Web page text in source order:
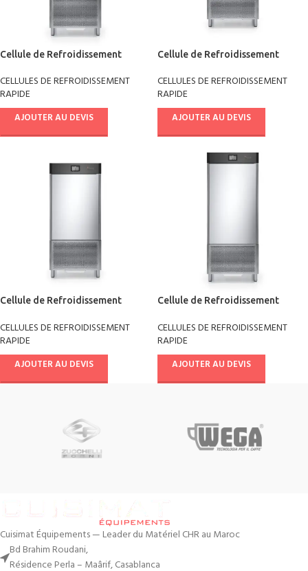
Cellule de Refroidissement
AB14E4021
CELLULES DE REFROIDISSEMENT
RAPIDE
AJOUTER AU DEVIS
Cellule de Refroidissement
+90°/-18° AB08E4041
CELLULES DE REFROIDISSEMENT
RAPIDE
AJOUTER AU DEVIS
Cellule de Refroidissement
+90°/-18° AB10E4041
CELLULES DE REFROIDISSEMENT
RAPIDE
AJOUTER AU DEVIS
Cellule de Refroidissement
+90°/-18° AB14E4041
CELLULES DE REFROIDISSEMENT
RAPIDE
AJOUTER AU DEVIS
Cuisimat Équipements — Leader du Matériel CHR au Maroc
Bd Brahim Roudani,
Résidence Perla – Maârif, Casablanca